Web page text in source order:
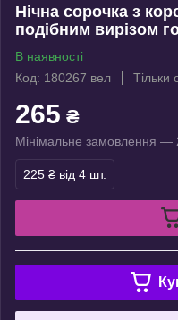
Нічна сорочка з
подібним вирізом
В наявності
Код: 180267 вел
Тільки
265 ₴
Мінімальне замовлення —
225 ₴ від 4 шт.